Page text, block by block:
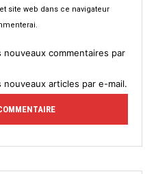
site web dans ce navigateur
commentaires par
articles par e-mail.